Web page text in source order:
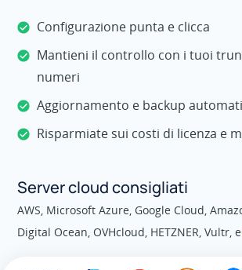
Configurazione punta e clicca
Mantieni il controllo con i tuoi
numeri
Aggiornamento e backup
Risparmiate sui costi di licenza e
Server cloud consigliati
AWS, Microsoft Azure, Google Cloud,
Digital Ocean, OVHcloud, HETZNER, Vultr,